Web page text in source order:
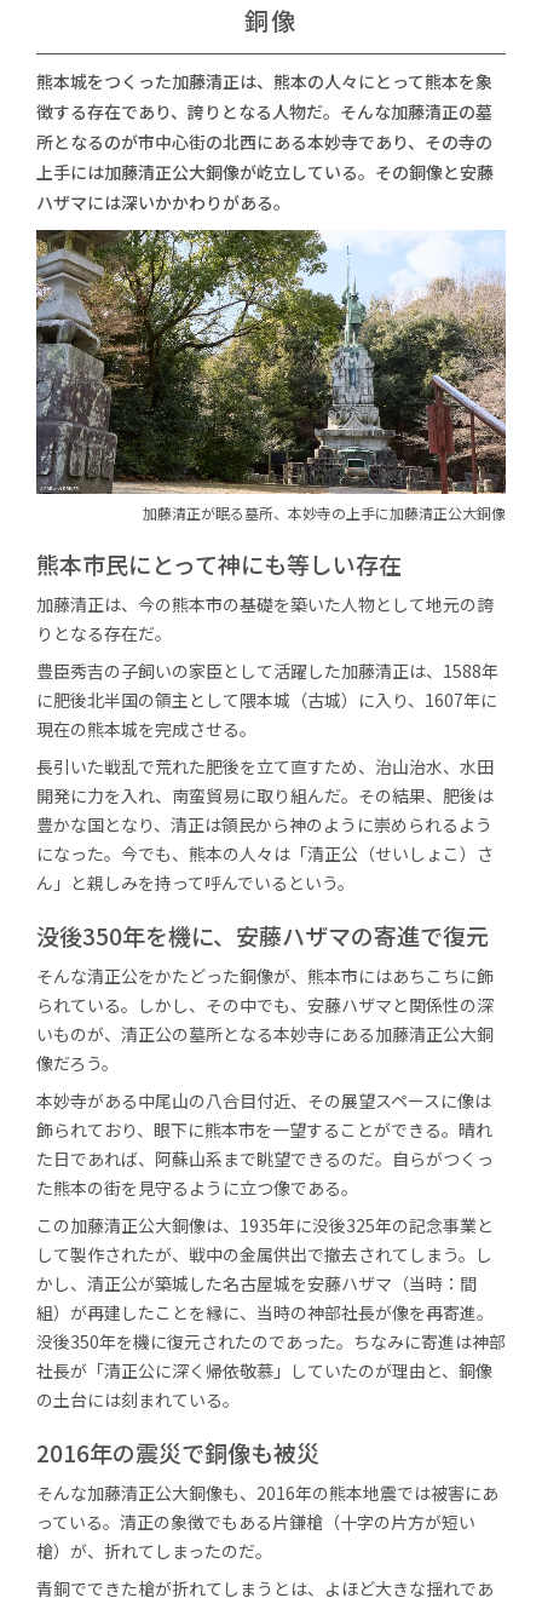
銅像
熊本城をつくった加藤清正は、熊本の人々にとって熊本を象
徴する存在であり、誇りとなる人物だ。 そんな加藤清正の墓
所となるのが市中心街の北西にある本妙寺であり、その寺の
上手には加藤清正公大銅像が屹立している。 その銅像と安藤
ハザマには深いかかわりがある。
加藤清正が眠る墓所、 本妙寺の上手に加藤清正公大銅像
熊本市民にとって神にも等しい存在
加藤清正は、今の熊本市の基礎を築いた人物として地元の誇
りとなる存在だ。
豊臣秀吉の子飼いの家臣として活躍した加藤清正は、1588年
に肥後北半国の領主として隈本城（古城）に入り、1607年に
現在の熊本城を完成させる。
長引いた戦乱で荒れた肥後を立て直すため、治山治水、水田
開発に力を入れ、南蛮貿易に取り組んだ。その結果、肥後は
豊かな国となり、清正は領民から神のように崇められるよう
になった。今でも、熊本の人々は「清正公（せいしょこ）さ
ん」と親しみを持って呼んでいるという。
没後350年を機に、安藤ハザマの寄進で復元
そんな清正公をかたどった銅像が、熊本市にはあちこちに飾
られている。しかし、その中でも、安藤ハザマと関係性の深
いものが、清正公の墓所となる本妙寺にある加藤清正公大銅
像だろう。
本妙寺がある中尾山の八合目付近、その展望スペースに像は
飾られており、眼下に熊本市を一望することができる。晴れ
た日であれば、阿蘇山系まで眺望できるのだ。自らがつくっ
た熊本の街を見守るように立つ像である。
この加藤清正公大銅像は、1935年に没後325年の記念事業と
して製作されたが、戦中の金属供出で撤去されてしまう。し
かし、清正公が築城した名古屋城を安藤ハザマ（当時：間
組）が再建したことを縁に、当時の神部社長が像を再寄進。
没後350年を機に復元されたのであった。ちなみに寄進は神部
社長が「清正公に深く帰依敬慕」していたのが理由と、銅像
の土台には刻まれている。
2016年の震災で銅像も被災
そんな加藤清正公大銅像も、2016年の熊本地震では被害にあ
っている。清正の象徴でもある片鎌槍（十字の片方が短い
槍）が、折れてしまったのだ。
青銅でできた槍が折れてしまうとは、よほど大きな揺れであ